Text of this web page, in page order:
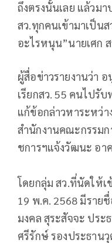
ถึงตรงนั้นเลย แล้วม
สว.ทุกคนเข้ามาเป็น
อะไรหนุน”นายเศก
ผู้สื่อข่าวรายงานว่า
เรียกสว. 55 คนไปรั
แก้ข้อกล่าวหาระหว่
สำนักงานคณะกรรมก
ชการฯแจ้งวัฒนะ อา
โดยกลุ่ม สว.ที่นัดให้
19 พ.ค. 2568 มีราย
มงคล สุระสัจจะ ประ
ศรีรักษ์ รองประธาน